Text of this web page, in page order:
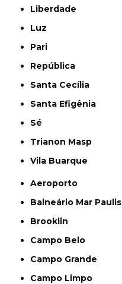
Liberdade
Luz
Pari
República
Santa Cecília
Santa Efigênia
Sé
Trianon Masp
Vila Buarque
Aeroporto
Balneário Mar
Brooklin
Campo Belo
Campo Grande
Campo Limpo